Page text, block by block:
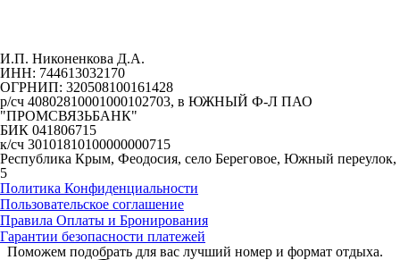
И.П. Никоненкова Д.А.
ИНН: 744613032170
ОГРНИП: 320508100161428
р/сч 40802810001000102703, в ЮЖНЫЙ Ф-Л ПАО
"ПРОМСВЯЗЬБАНК"
БИК 041806715
к/сч 30101810100000000715
Республика Крым, Феодосия, село Береговое, Южный переулок,
5
Политика Конфиденциальности
Пользовательское соглашение
Правила Оплаты и Бронирования
Гарантии безопасности платежей
Поможем подобрать для вас лучший номер и формат отдыха.